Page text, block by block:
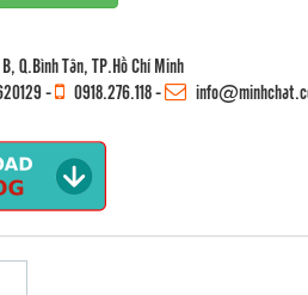
Q.Bình Tân, TP.Hồ Chí Minh
- 0918.276.118-